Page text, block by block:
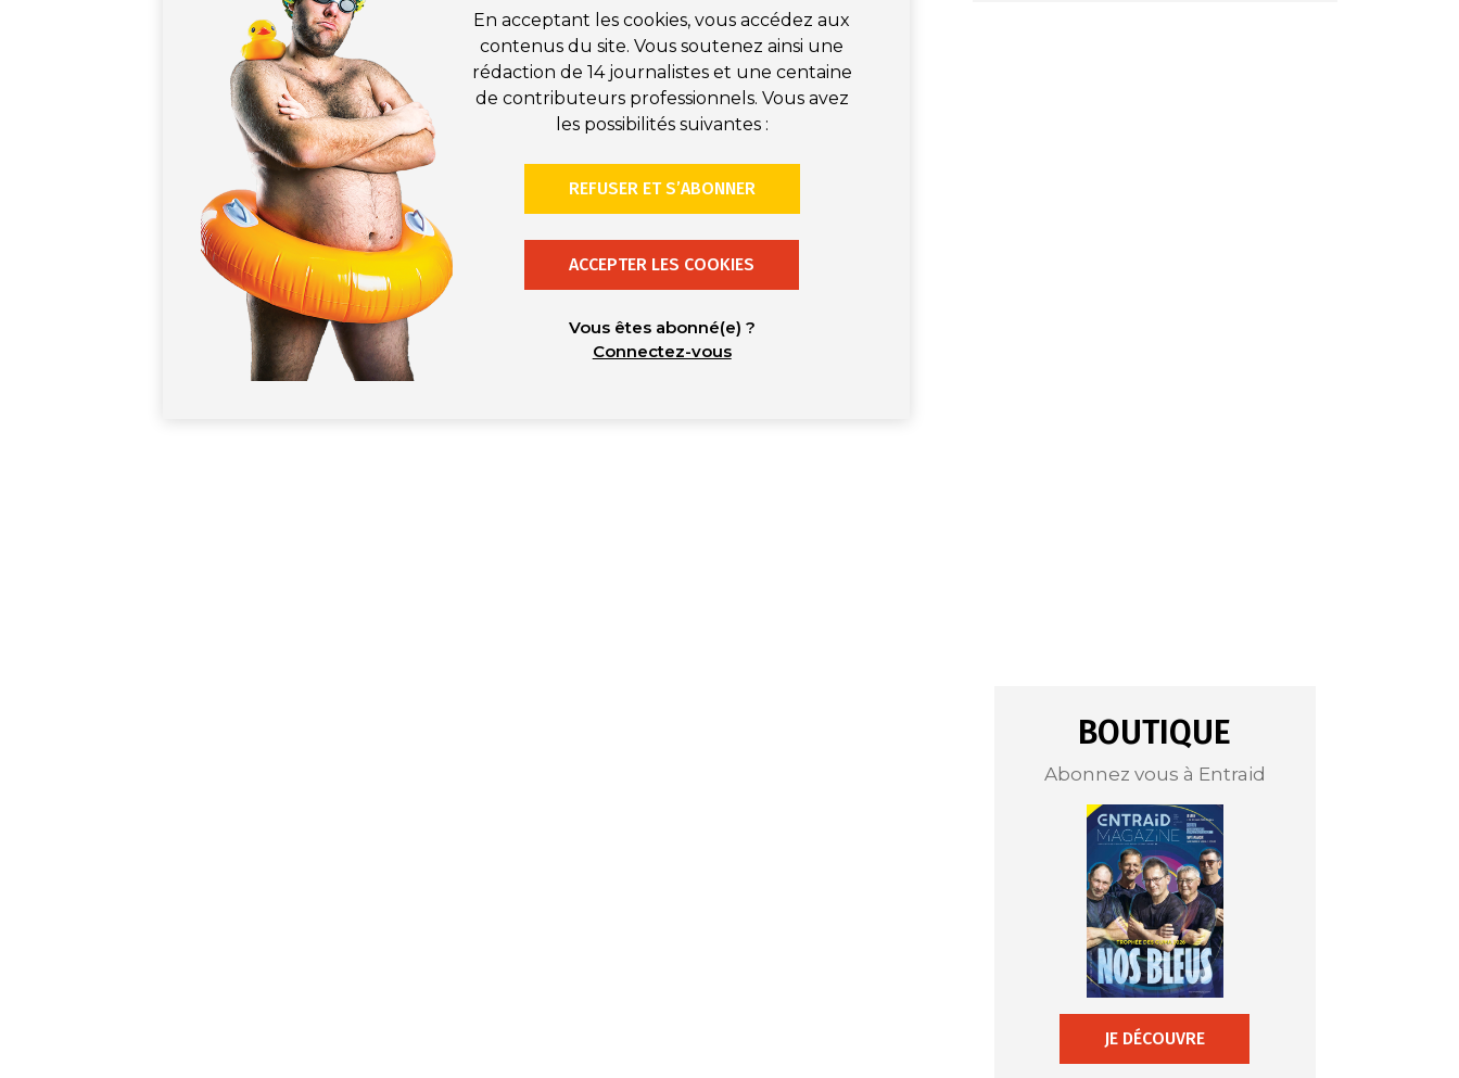
En acceptant les cookies, vous accédez aux
contenus du site. Vous soutenez ainsi une
rédaction de 14 journalistes et une centaine
de contributeurs professionnels. Vous avez
les possibilités suivantes :
REFUSER ET S’ABONNER
ACCEPTER LES COOKIES
Vous êtes abonné(e) ?
Connectez-vous
BOUTIQUE
Abonnez vous à Entraid
JE DÉCOUVRE